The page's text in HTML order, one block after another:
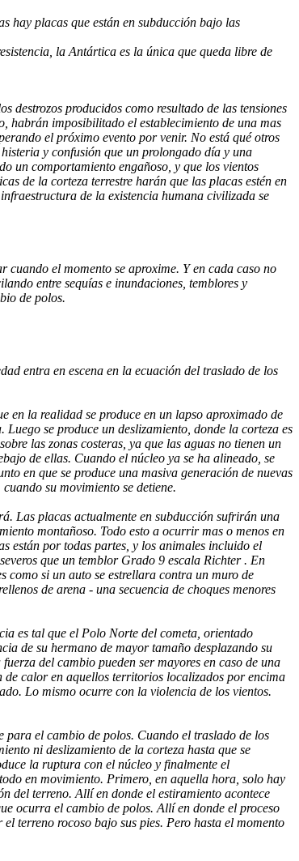
hay placas que están en subducción bajo las
la Antártica es la única que queda libre de
destrozos producidos como resultado de las tensiones
habrán imposibilitado el establecimiento de una mas
el próximo evento por venir. No está qué otros
y confusión que un prolongado día y una
un comportamiento engañoso, y que los vientos
de la corteza terrestre harán que las placas estén en
de la existencia humana civilizada se
el momento se aproxime. Y en cada caso no
entre sequías e inundaciones, temblores y
de polos.
entra en escena en la ecuación del traslado de los
en la realidad se produce en un lapso aproximado de
se produce un deslizamiento, donde la corteza es
las zonas costeras, ya que las aguas no tienen un
de ellas. Cuando el núcleo ya se ha alineado, se
en que se produce una masiva generación de nuevas
su movimiento se detiene.
Las placas actualmente en subducción sufrirán una
montañoso. Todo esto a ocurrir mas o menos en
están por todas partes, y los animales incluido el
que un temblor Grado 9 escala Richter . En
como si un auto se estrellara contra un muro de
de arena - una secuencia de choques menores
es tal que el Polo Norte del cometa, orientado
de su hermano de mayor tamaño desplazando su
del cambio pueden ser mayores en caso de una
calor en aquellos territorios localizados por encima
Lo mismo ocurre con la violencia de los vientos.
para el cambio de polos. Cuando el traslado de los
ni deslizamiento de la corteza hasta que se
la ruptura con el núcleo y finalmente el
en movimiento. Primero, en aquella hora, solo hay
del terreno. Allí en donde el estiramiento acontece
ocurra el cambio de polos. Allí en donde el proceso
terreno rocoso bajo sus pies. Pero hasta el momento